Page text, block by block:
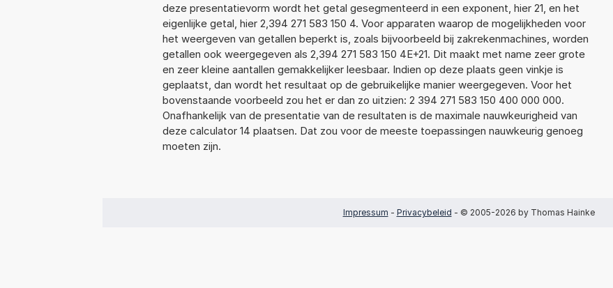
deze presentatievorm wordt het getal gesegmenteerd in een exponent, hier 21, en het
eigenlijke getal, hier 2,394 271 583 150 4. Voor apparaten waarop de mogelijkheden voor
het weergeven van getallen beperkt is, zoals bijvoorbeeld bij zakrekenmachines, worden
getallen ook weergegeven als 2,394 271 583 150 4E+21. Dit maakt met name zeer grote
en zeer kleine aantallen gemakkelijker leesbaar. Indien op deze plaats geen vinkje is
geplaatst, dan wordt het resultaat op de gebruikelijke manier weergegeven. Voor het
bovenstaande voorbeeld zou het er dan zo uitzien: 2 394 271 583 150 400 000 000.
Onafhankelijk van de presentatie van de resultaten is de maximale nauwkeurigheid van
deze calculator 14 plaatsen. Dat zou voor de meeste toepassingen nauwkeurig genoeg
moeten zijn.
Impressum - Privacybeleid - © 2005-2026 by Thomas Hainke